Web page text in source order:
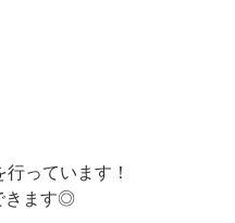
っています！
きます◎